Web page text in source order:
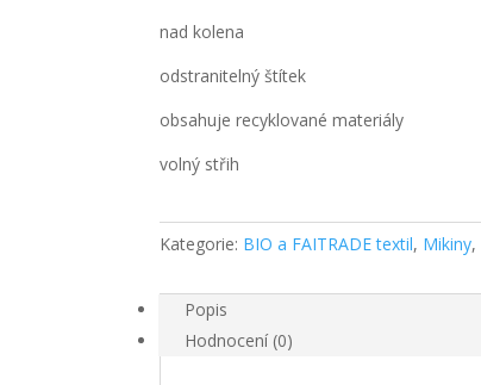
nad kolena
odstranitelný štítek
obsahuje recyklované materiály
volný střih
Kategorie: BIO a FAITRADE textil, Mikiny,
Popis
Hodnocení (0)